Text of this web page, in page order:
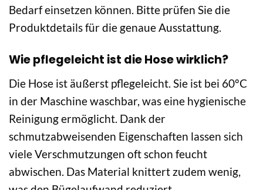
Bedarf einsetzen können. Bitte prüfen Sie die
Produktdetails für die genaue Ausstattung.
Wie pflegeleicht ist die Hose wirklich?
Die Hose ist äußerst pflegeleicht. Sie ist bei 60°C
in der Maschine waschbar, was eine hygienische
Reinigung ermöglicht. Dank der
schmutzabweisenden Eigenschaften lassen sich
viele Verschmutzungen oft schon feucht
abwischen. Das Material knittert zudem wenig,